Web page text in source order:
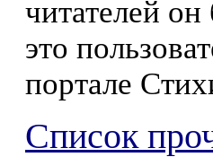
читателей
это
портале
Список